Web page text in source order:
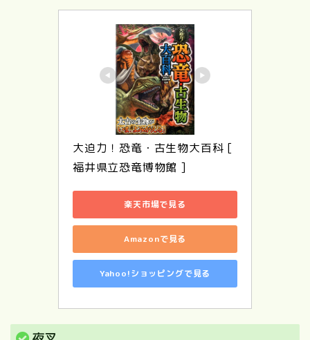
大迫力！恐竜・古生物大百科 [
福井県立恐竜博物館 ]
楽天市場で見る
Amazonで見る
Yahoo!ショッピングで見る